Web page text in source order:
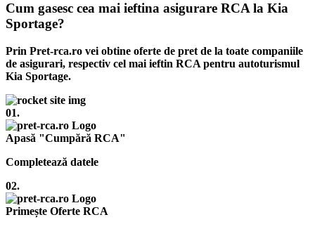
Cum gasesc cea mai ieftina asigurare RCA la Kia
Sportage?
Prin Pret-rca.ro vei obtine oferte de pret de la toate companiile
de asigurari, respectiv cel mai ieftin RCA pentru autoturismul
Kia Sportage.
01.
Apasă "Cumpără RCA"
Completează datele
02.
Primește Oferte RCA